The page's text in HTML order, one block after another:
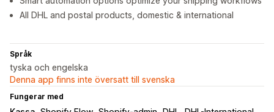
All DHL and postal products, domestic & international
Språk
tyska och engelska
Denna app finns inte översatt till svenska
Fungerar med